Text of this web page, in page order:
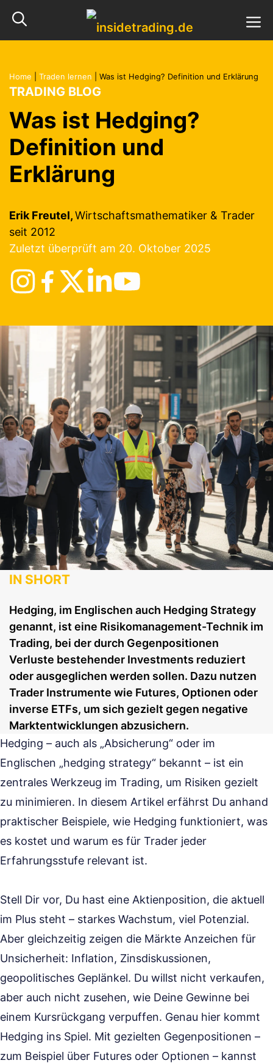
Inhalt
springen
Home Traden lernen Was ist Hedging? Definition und Erklärung
TRADING BLOG
Was ist Hedging?
Definition und
Erklärung
Erik Freutel,Wirtschaftsmathematiker & Trader
seit 2012
Zuletzt überprüft am 20. Oktober 2025
IN SHORT
Hedging, im Englischen auch Hedging Strategy
genannt, ist eine Risikomanagement-Technik im
Trading, bei der durch Gegenpositionen
Verluste bestehender Investments reduziert
oder ausgeglichen werden sollen. Dazu nutzen
Trader Instrumente wie Futures, Optionen oder
inverse ETFs, um sich gezielt gegen negative
Marktentwicklungen abzusichern.
Hedging – auch als „Absicherung“ oder im
Englischen „hedging strategy“ bekannt – ist ein
zentrales Werkzeug im Trading, um Risiken gezielt
zu minimieren. In diesem Artikel erfährst Du anhand
praktischer Beispiele, wie Hedging funktioniert, was
es kostet und warum es für Trader jeder
Erfahrungsstufe relevant ist.
Stell Dir vor, Du hast eine Aktienposition, die aktuell
im Plus steht – starkes Wachstum, viel Potenzial.
Aber gleichzeitig zeigen die Märkte Anzeichen für
Unsicherheit: Inflation, Zinsdiskussionen,
geopolitisches Geplänkel. Du willst nicht verkaufen,
aber auch nicht zusehen, wie Deine Gewinne bei
einem Kursrückgang verpuffen. Genau hier kommt
Hedging ins Spiel. Mit gezielten Gegenpositionen –
zum Beispiel über Futures oder Optionen – kannst